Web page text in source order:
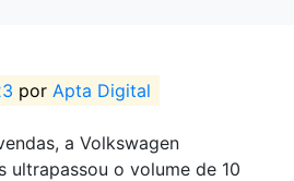
por Apta Digital
a Volkswagen
ultrapassou o volume de 10